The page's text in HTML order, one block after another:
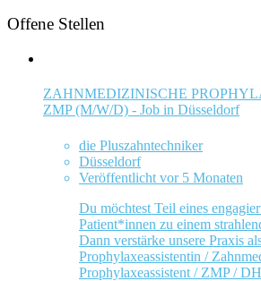
Offene Stellen
ZAHNMEDIZINISCHE
ZMP (M/W/D) - Job in Düsseldorf
die Pluszahntechniker
Düsseldorf
Veröffentlicht vor 5 Monaten
Du möchtest Teil eines
Patient*innen zu einem
Dann verstärke unsere Praxis
Prophylaxeassistentin /
Prophylaxeassistent / ZMP /